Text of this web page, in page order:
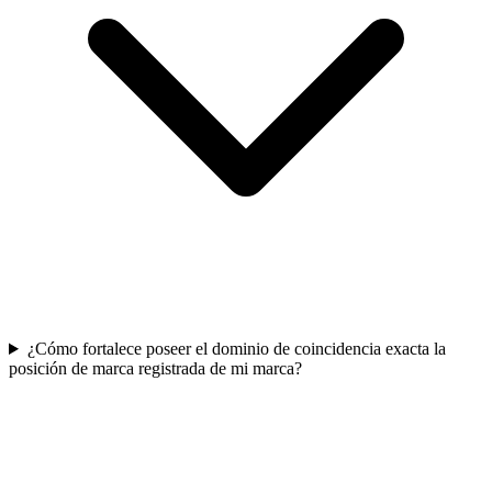
¿Cómo fortalece poseer el dominio de coincidencia exacta la
posición de marca registrada de mi marca?